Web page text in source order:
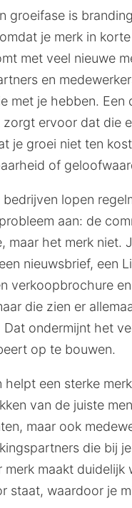
groeifase is
je merk in
met veel nieuwe
en
met je hebben. Een
zorgt ervoor dat die
je groei niet ten
of
bedrijven lopen
aan: de
maar het merk niet.
nieuwsbrief, een
verkoopbrochure
die zien er
Dat ondermijnt het
op te bouwen.
helpt een sterke
van de juiste
maar ook
die bij
merk maakt duidelijk
staat, waardoor je